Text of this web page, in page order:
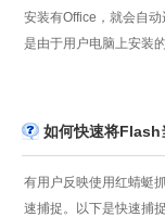
安装有Office，就会自
是由于用户电脑上安装
如何快速将Flash
有用户反映使用红蜻蜓
速捕捉。以下是快速捕